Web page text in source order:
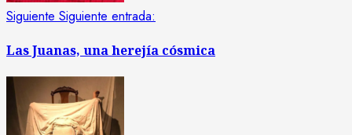
Siguiente Siguiente entrada:
Las Juanas, una herejía cósmica